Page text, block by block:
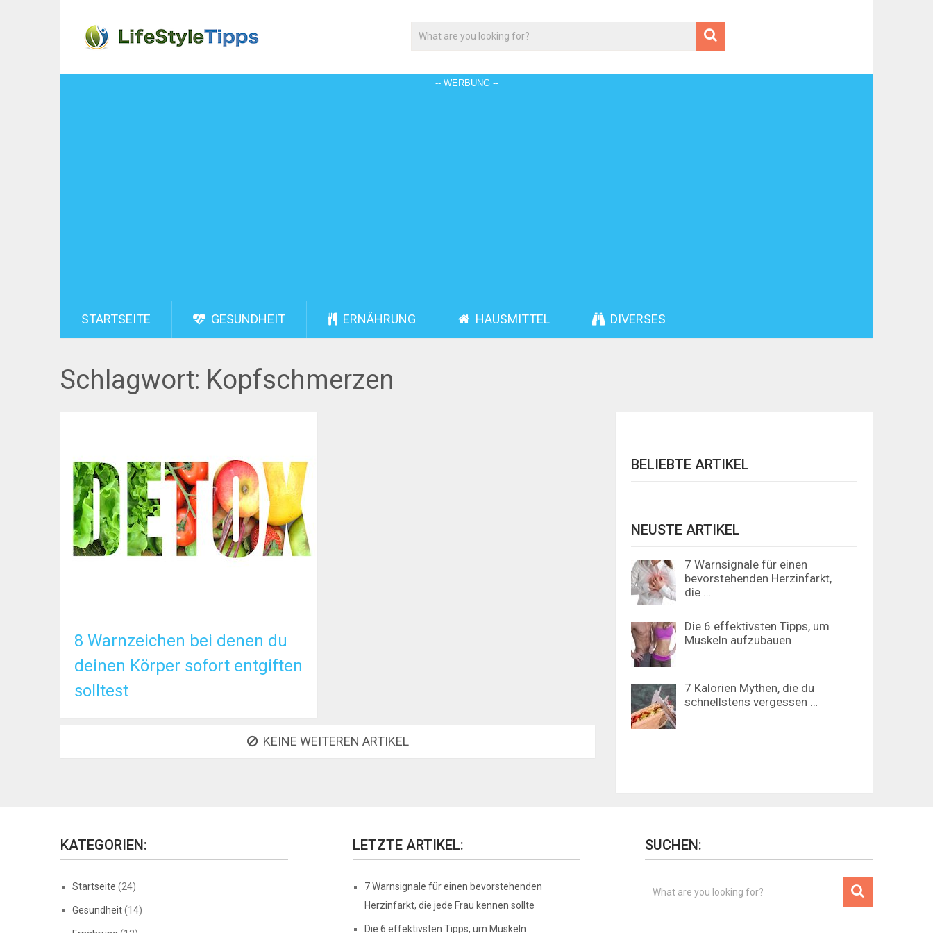
STARTSEITE GESUNDHEIT ERNÄHRUNG HAUSMITTEL DIVERSES
Schlagwort: Kopfschmerzen
8 Warnzeichen bei denen du
deinen Körper sofort entgiften
solltest
KEINE WEITEREN ARTIKEL
BELIEBTE ARTIKEL
NEUSTE ARTIKEL
7 Warnsignale für einen
bevorstehenden Herzinfarkt,
die …
Die 6 effektivsten Tipps, um
Muskeln aufzubauen
7 Kalorien Mythen, die du
schnellstens vergessen …
KATEGORIEN:
Startseite (24)
Gesundheit(14)
LETZTE ARTIKEL:
7 Warnsignale für einen bevorstehenden
Herzinfarkt, die jede Frau kennen sollte
Die 6 effektivsten Tipps, um Muskeln
SUCHEN: